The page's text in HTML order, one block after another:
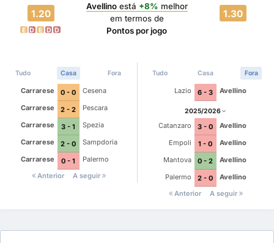
1.20
E D E D D
Avellinoestá +8% melhor
em termos de
Pontos por jogo
1.30
Tudo Casa Fora
Carrarese 0 - 0
Cesena
Carrarese
2 - 2
Pescara
Carrarese
3 - 1
Spezia
Carrarese
2 - 0
Sampdoria
Carrarese
0 - 1
Palermo
Anterior
A seguir
Tudo Casa Fora
Lazio 6 - 3 Avellino
2025/2026
Catanzaro 3 - 0
Avellino
Empoli
1 - 0
Avellino
Mantova
0 - 2
Avellino
Palermo
2 - 0
Avellino
Anterior
A seguir